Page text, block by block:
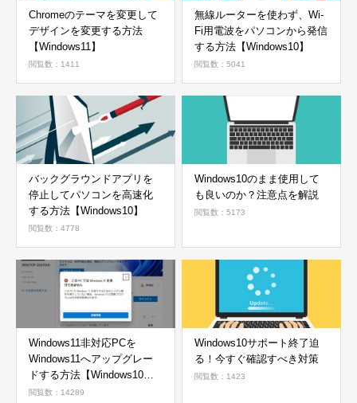
Chromeのテーマを変更して
デザインを変更する方法
【Windows11】
閲覧数：1411
無線ルーターを使わず、Wi-
Fi用電波をパソコンから発信
する方法【Windows10】
閲覧数：5041
バックグラウンドアプリを
停止してパソコンを高速化
する方法【Windows10】
閲覧数：4778
Windows10のまま使用して
も良いのか？注意点を解説
閲覧数：5173
Windows11非対応PCを
Windows11へアップグレー
ドする方法【Windows10か
ら11へ】
閲覧数：14289
Windows10サポート終了迫
る！今すぐ確認すべき対策
閲覧数：1423